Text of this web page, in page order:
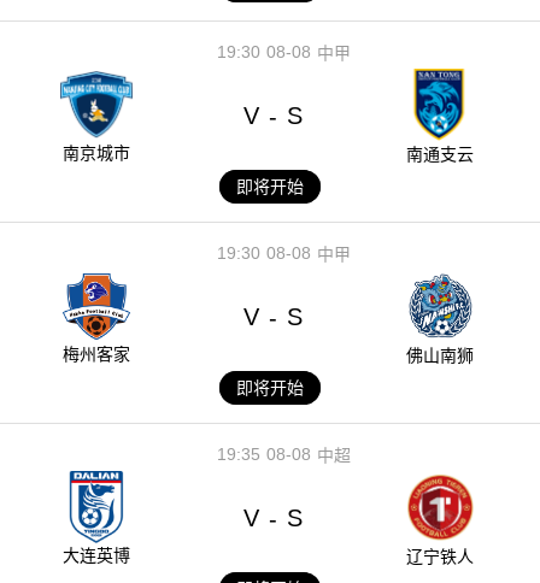
08-08
19:30 中甲
南京城市
V - S
南通支云
即将开始
08-08
19:30 中甲
梅州客家
V - S
佛山南狮
即将开始
08-08
19:35 中超
大连英博
V - S
辽宁铁人